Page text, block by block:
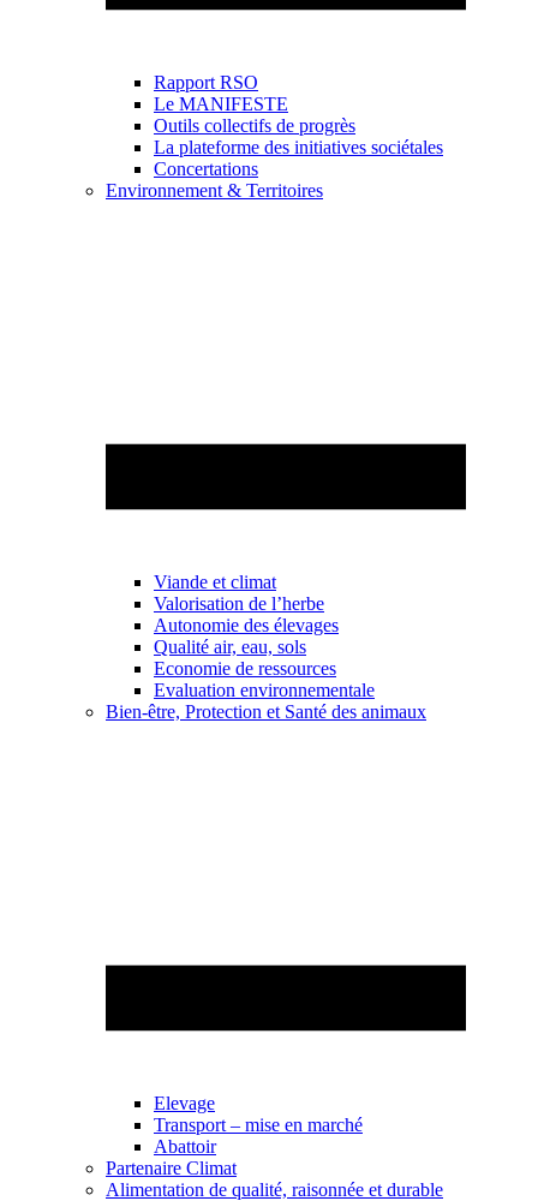
Rapport RSO
Le MANIFESTE
Outils collectifs de progrès
La plateforme des initiatives sociétales
Concertations
Environnement & Territoires
Viande et climat
Valorisation de l’herbe
Autonomie des élevages
Qualité air, eau, sols
Economie de ressources
Evaluation environnementale
Bien-être, Protection et Santé des animaux
Elevage
Transport – mise en marché
Abattoir
Partenaire Climat
Alimentation de qualité, raisonnée et durable